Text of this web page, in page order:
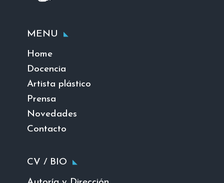
MENU
Home
Docencia
Artista plástico
Prensa
Novedades
Contacto
CV / BIO